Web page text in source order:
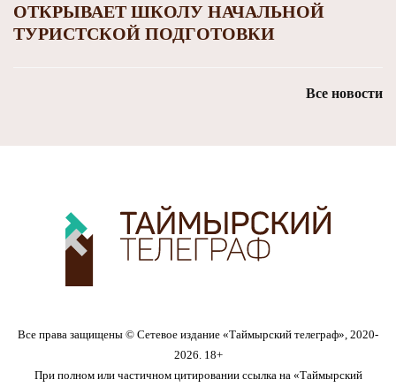
ОТКРЫВАЕТ ШКОЛУ НАЧАЛЬНОЙ
ТУРИСТСКОЙ ПОДГОТОВКИ
Все новости
Все права защищены © Сетевое издание «Таймырский телеграф», 2020-
2026. 18+
При полном или частичном цитировании ссылка на «Таймырский